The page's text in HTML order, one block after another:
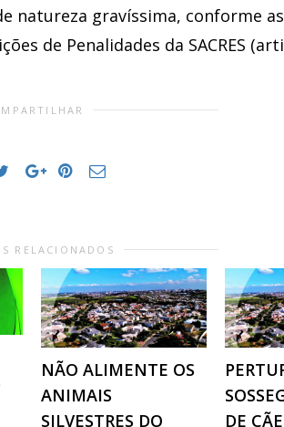
natureza gravíssima, conforme
de Penalidades da SACRES
RELACIONADOS
NÃO ALIMENTE OS
ANIMAIS
SILVESTRES DO
DE